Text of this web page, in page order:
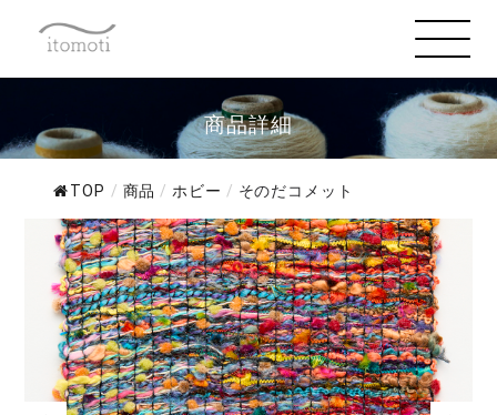
商品詳細
TOP / 商品 / ホビー / そのだコメット